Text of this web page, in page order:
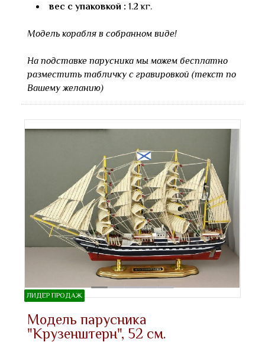
вес с упаковкой : 1.2 кг.
Модель корабля в собранном виде!
На подставке парусника мы можем бесплатно
разместить табличку с гравировкой (текст по
Вашему желанию)
ЛИДЕР ПРОДАЖ
Модель парусника
"Крузенштерн", 52 см.